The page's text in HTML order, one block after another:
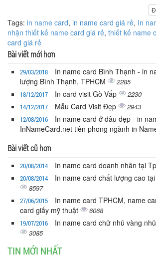
Tags: in name card, in name card giá rẻ, In
nhận thiết kế name card giá rẻ, thiết kế name
card giá rẻ
Bài viết mới hơn
29/03/2018
In name card Bình Thạnh - in
lượng Bình Thạnh, TPHCM
2285
18/12/2017 In card visit Gò Vấp 2230
14/12/2017 Mẫu Card Visit Đẹp 2943
12/08/2016
In name card ở đâu đẹp - in
InNameCard.net tiên phong ngành in
Bài viết cũ hơn
20/08/2014 In name card doanh nhân tại
20/08/2014 In name card chất lượng cao
8597
27/06/2015
In name card TPHCM, name
card giấy mỹ thuật
6068
19/07/2016 In name card chữ nhũ vàng
3085
TIN MỚI NHẤT